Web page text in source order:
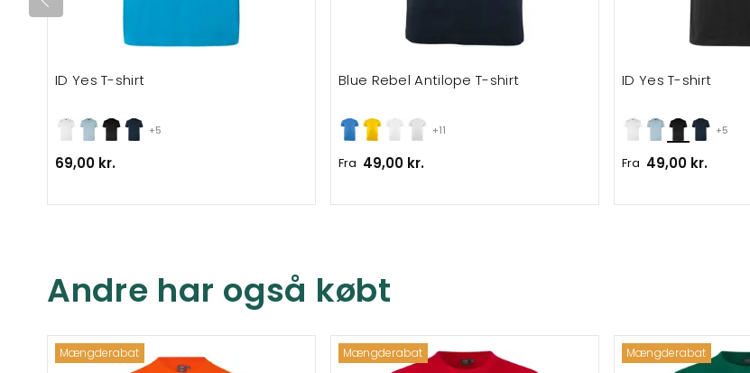
+5
ID Yes T-shirt
69,00 kr.
+11
Blue Rebel Antilope T-shirt
Fra 49,00 kr.
+5
ID Yes T-shirt
Fra 49,00 kr.
Andre har også købt
Mængderabat Mængderabat Mængderabat